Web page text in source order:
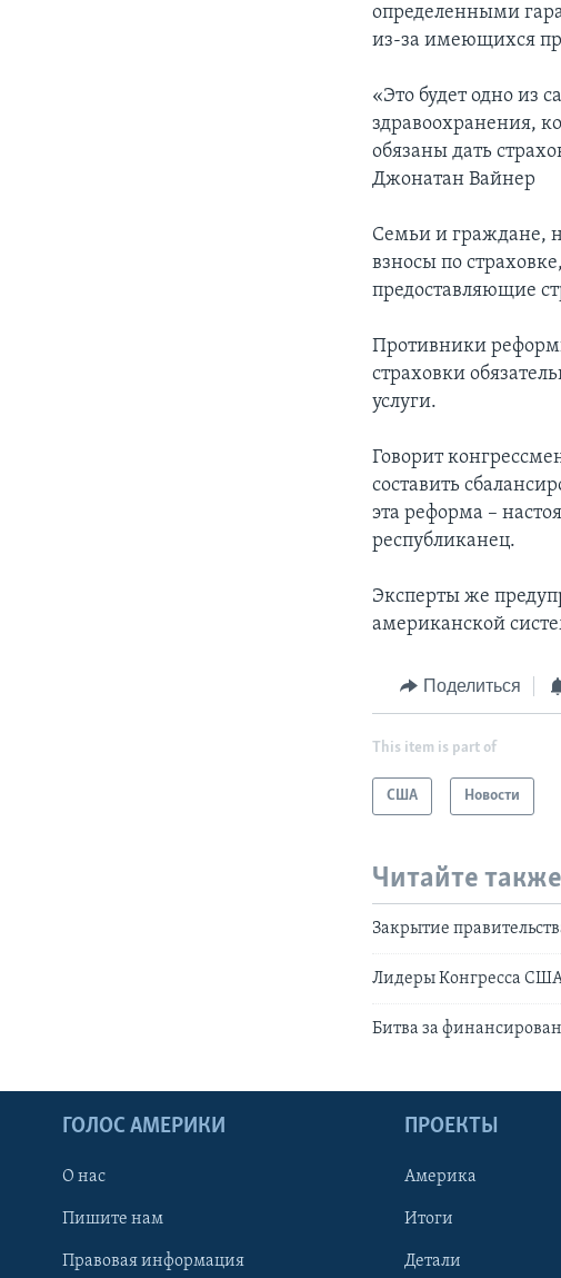
определенными
из-за имеющихся
«Это будет одно из
здравоохранения,
обязаны дать
Джонатан Вайнер
Семьи и граждане,
взносы по
предоставляющие
Противники
страховки
услуги.
Говорит
составить
эта реформа –
республиканец.
Эксперты же
американской
Поделиться
This item is part of
США Новости
Читайте также
Закрытие
Лидеры Конгресса США
Битва за
ГОЛОС АМЕРИКИ
О нас
Пишите нам
Правовая информация
ПРОЕКТЫ
Америка
Итоги
Детали